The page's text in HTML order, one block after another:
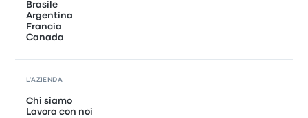
Brasile
Argentina
Francia
Canada
L'AZIENDA
Chi siamo
Lavora con noi